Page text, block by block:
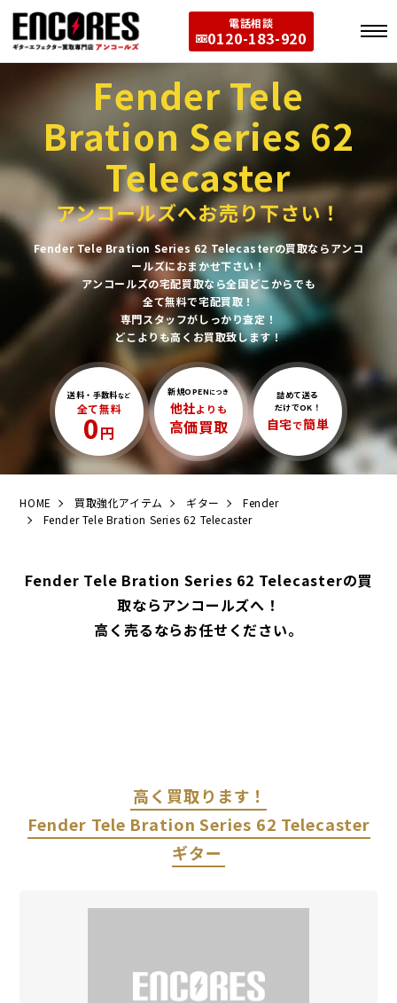
電話相談
0120-183-920
Fender Tele
Bration Series 62
Telecaster
アンコールズへお売り下さい！
Fender Tele Bration Series 62 Telecasterの買取ならアンコ
ールズにおまかせ下さい！
アンコールズの宅配買取なら全国どこからでも
全て無料で宅配買取！
専門スタッフがしっかり査定！
どこよりも高くお買取致します！
送料・手数料など
全て無料
0円
新規OPEN につき
他社よりも
高価買取
詰めて送る
だけでOK！
自宅で簡単
HOME 買取強化アイテム ギター
Fender
Fender Tele Bration Series 62 Telecaster
Fender Tele Bration Series 62 Telecasterの買
取ならアンコールズへ！
高く売るならお任せください。
高く買取ります！
Fender Tele Bration Series 62 Telecaster
ギター